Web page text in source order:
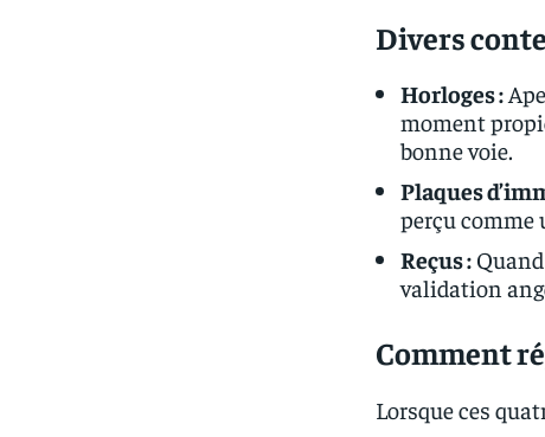
Divers
Horloges :
moment
bonne voie.
Plaques
perçu comme
Reçus :
validation
Comment
Lorsque ces